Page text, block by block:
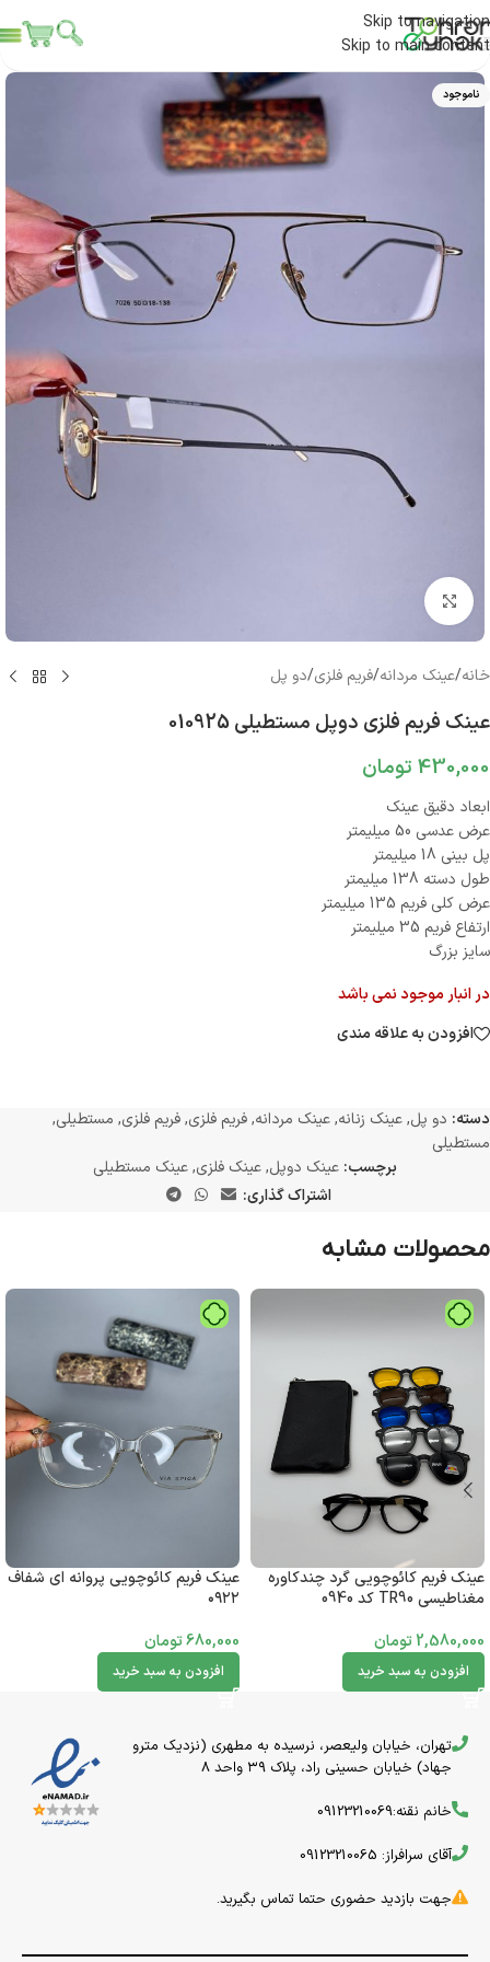
Skip to navigation
Skip to main content
ناموجود
بزرگنمایی تصویر
خانه/عینک مردانه/فریم فلزی/دو پل
عینک فریم فلزی دوپل مستطیلی 010925
430,000 تومان
ابعاد دقیق عینک
عرض عدسی 50 میلیمتر
پل بینی 18 میلیمتر
طول دسته 138 میلیمتر
عرض کلی فریم 135 میلیمتر
ارتفاع فریم 35 میلیمتر
سایز بزرگ
در انبار موجود نمی باشد
افزودن به علاقه مندی
دسته: دو پل,عینک زنانه,عینک مردانه,فریم فلزی,فریم فلزی, مستطیلی,
مستطیلی
برچسب: عینک دوپل,عینک فلزی,عینک مستطیلی
اشتراک گذاری:
محصولات مشابه
عینک فریم کائوچویی گرد چندکاوره
مغناطیسی TR90 کد 0940
2,580,000تومان
افزودن به سبد خرید
عینک فریم کائوچویی پروانه ای شفاف
۰۹۲۲
680,000تومان
افزودن به سبد خرید
تهران، خیابان ولیعصر، نرسیده به مطهری (نزدیک مترو
جهاد) خیابان حسینی راد، پلاک ۳۹ واحد 8
خانم نقنه:09123210069
آقای سرافراز: 09123210065
جهت بازدید حضوری حتما تماس بگیرید.